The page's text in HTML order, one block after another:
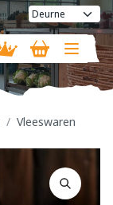
Vleeswaren